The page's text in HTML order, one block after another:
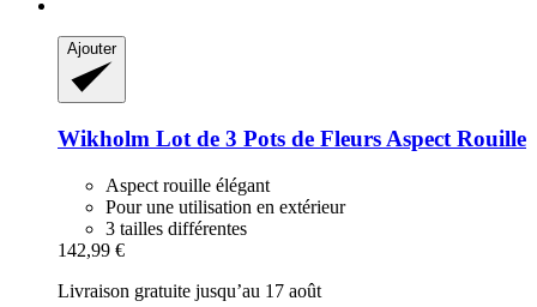
Ajouter
Wikholm Lot de 3 Pots de Fleurs Aspect Rouille
Aspect rouille élégant
Pour une utilisation en extérieur
3 tailles différentes
142,99 €
Livraison gratuite jusqu’au 17 août